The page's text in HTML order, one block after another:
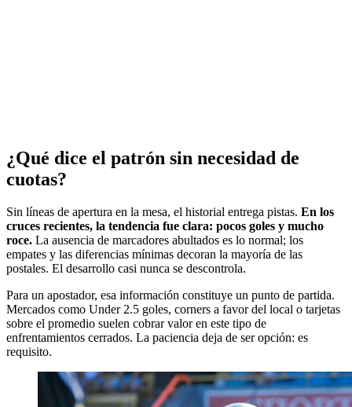
¿Qué dice el patrón sin necesidad de
cuotas?
Sin líneas de apertura en la mesa, el historial entrega pistas. En los
cruces recientes, la tendencia fue clara: pocos goles y mucho
roce. La ausencia de marcadores abultados es lo normal; los
empates y las diferencias mínimas decoran la mayoría de las
postales. El desarrollo casi nunca se descontrola.
Para un apostador, esa información constituye un punto de partida.
Mercados como Under 2.5 goles, corners a favor del local o tarjetas
sobre el promedio suelen cobrar valor en este tipo de
enfrentamientos cerrados. La paciencia deja de ser opción: es
requisito.